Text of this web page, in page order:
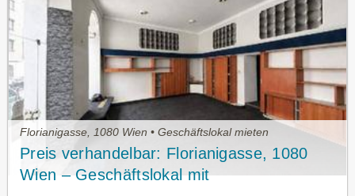
Florianigasse, 1080 Wien • Geschäftslokal mieten
Preis verhandelbar: Florianigasse, 1080
Wien – Geschäftslokal mit